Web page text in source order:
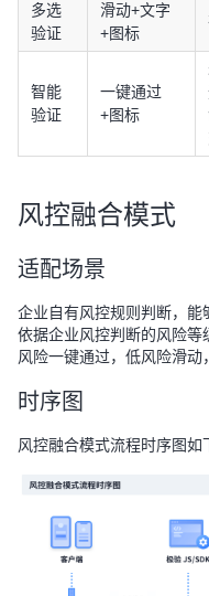
多选
验证
滑动+文字
+图标
智能
验证
一键通过
+图标
风控融合模式
适配场景
企业自有风控规则判断，
依据企业风控判断的风险
风险一键通过，低风险滑动
时序图
风控融合模式流程时序图如